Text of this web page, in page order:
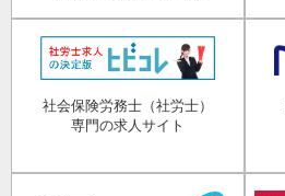
社会保険労務士（社労士）
専門の求人サイト